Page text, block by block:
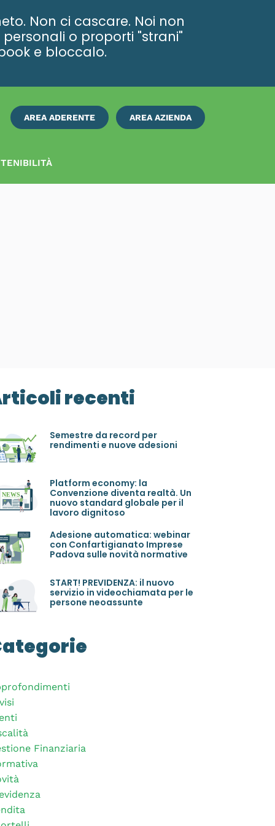
Non ci cascare. Noi non
o proporti "strani"
e bloccalo.
AREA ADERENTE AREA AZIENDA
ISCRIVITI
recenti
Semestre da record per
rendimenti e nuove adesioni
Platform economy: la
Convenzione diventa realtà. Un
nuovo standard globale per il
lavoro dignitoso
Adesione automatica: webinar
con Confartigianato Imprese
Padova sulle novità normative
START! PREVIDENZA: il nuovo
servizio in videochiamata per le
persone neoassunte
Finanziaria